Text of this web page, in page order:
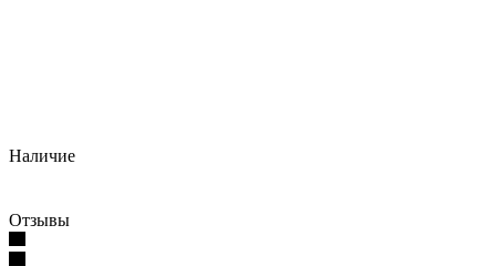
Наличие
Отзывы